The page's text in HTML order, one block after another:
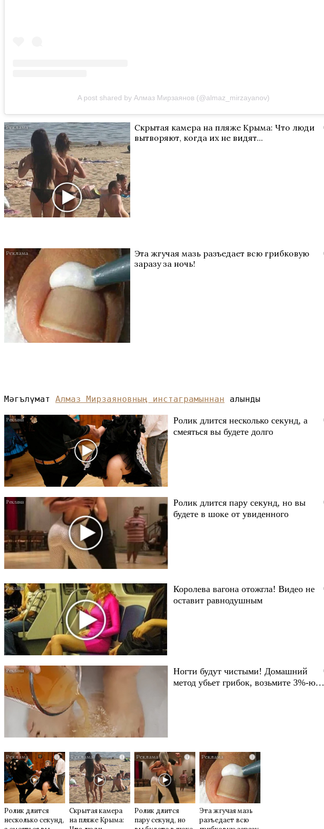
A post shared by Алмаз Мирзаянов (@almaz_mirzayanov)
Скрытая камера на пляже Крыма: Что люди
вытворяют, когда их не видят...
Эта жгучая мазь разъедает всю грибковую
заразу за ночь!
Мәгълүмат Алмаз Мирзаяновның инстаграмыннан алынды
Ролик длится несколько секунд, а
смеяться вы будете долго
Ролик длится пару секунд, но вы
будете в шоке от увиденного
Королева вагона отожгла! Видео не
оставит равнодушным
Ногти будут чистыми! Домашний
метод убьет грибок, возьмите 3%-ю…
i
Ролик длится
несколько секунд,
i
Скрытая камера
на пляже Крыма:
i
Ролик длится
пару секунд, но
i
Эта жгучая мазь
разъедает всю